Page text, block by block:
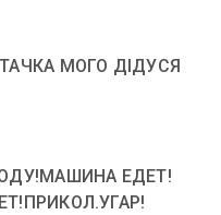
МОГО ДІДУСЯ
ЕДЕТ!